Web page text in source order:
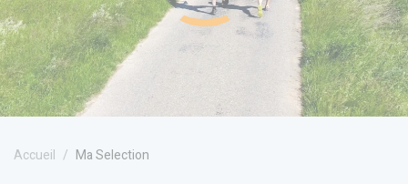
Accueil Ma Selection